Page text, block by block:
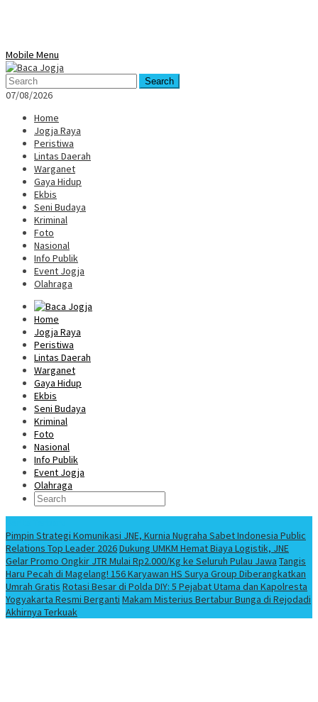
Mobile Menu
Search
07/08/2026
Home
Jogja Raya
Peristiwa
Lintas Daerah
Warganet
Gaya Hidup
Ekbis
Seni Budaya
Kriminal
Foto
Nasional
Info Publik
Event Jogja
Olahraga
Home
Jogja Raya
Peristiwa
Lintas Daerah
Warganet
Gaya Hidup
Ekbis
Seni Budaya
Kriminal
Foto
Nasional
Info Publik
Event Jogja
Olahraga
Pimpin Strategi Komunikasi JNE, Kurnia Nugraha Sabet Indonesia Public
Relations Top Leader 2026Dukung UMKM Hemat Biaya Logistik, JNE
Gelar Promo Ongkir JTR Mulai Rp2.000/Kg ke Seluruh Pulau Jawa Tangis
Haru Pecah di Magelang! 156 Karyawan HS Surya Group Diberangkatkan
Umrah Gratis Rotasi Besar di Polda DIY: 5 Pejabat Utama dan Kapolresta
Yogyakarta Resmi Berganti Makam Misterius Bertabur Bunga di Rejodadi
Akhirnya Terkuak